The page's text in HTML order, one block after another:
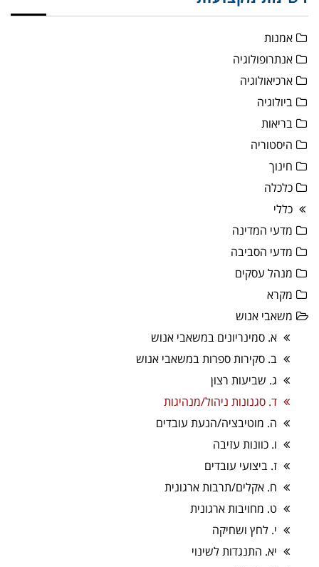
אמנות
אנתרופולוגיה
ארכיאולוגיה
ביולוגיה
בריאות
היסטוריה
חינוך
כלכלה
כללי
מדעי המדינה
מדעי הסביבה
מנהל עסקים
מקרא
משאבי אנוש
א. סמינריונים במשאבי אנוש
ב. סקירות ספרות במשאבי אנוש
ג. שביעות רצון
ד. סגנונות ניהול/מנהיגות
ה. מוטיבציה/הנעת עובדים
ו. כוונות עזיבה
ז. ביצועי עובדים
ח. אקלים/תרבות ארגונית
ט. מחויבות ארגונית
י. לחץ ושחיקה
יא. התנגדות לשינוי